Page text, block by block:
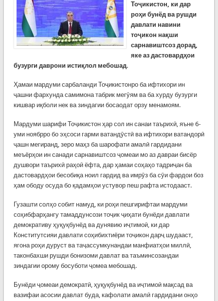
Тоҷикистон, ки дар
роҳи бунёд ва рушди
давлати навини
тоҷикон нақши
сарнавиштсоз дорад,
яке аз дастовардҳои
бузурги даврони истиқлол мебошад.
Ҳамаи мардуми сарбаланди Тоҷикистонро ба ифтихори ин
ҷашни фархунда самимона табрик мегӯям ва ба хурду бузурги
кишвар иқболи нек ва зиндагии босаодат орзу менамоям.
Мардуми шарифи Тоҷикистон ҳар сол ин санаи таърихӣ, яъне 6-
уми ноябрро бо эҳсоси гарми ватандӯстӣ ва ифтихори ватандорӣ
ҷашн мегиранд, зеро маҳз ба шарофати амалӣ гардидани
меъёрҳои ин санади сарнавиштсоз ҷомеаи мо аз давраи бисёр
душвори таърихӣ раҳоӣ ёфта, дар ҳамаи соҳаҳо тадриҷан ба
дастовардҳои бесобиқа ноил гардид ва имрӯз ба сӯи фардои боз
ҳам ободу осуда бо қадамҳои устувор пеш рафта истодааст.
Гузашти солҳо собит намуд, ки роҳи пешгирифтаи мардуми
соҳибфарҳангу тамаддунсози тоҷик ҷиҳати бунёди давлати
демокративу ҳуқуқбунёд ва дунявию иҷтимоӣ, ки дар
Конститутсияи давлати соҳибихтиёри тоҷикон дарҷ шудааст,
ягона роҳи дуруст ва таҷассумкунандаи манфиатҳои миллӣ,
таконбахши рушди бонизоми давлат ва таъминсозандаи
зиндагии орому босуботи ҷомеа мебошад.
Бунёди ҷомеаи демократӣ, ҳуқуқбунёд ва иҷтимоӣ мақсад ва
вазифаи асосии давлат буда, кафолати амалӣ гардидани онҳо